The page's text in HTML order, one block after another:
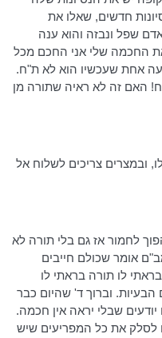
חדשים, שאלו את
שפל ונבזה והוא ענה
החכמה שלי אני החכם מכל
אחת שעכשיו הוא לא ת"ח.
האם זה לא ראיה שתורה מן
ובמצרים צריכים לשלוח אל
לחמור אז גם בלי תורה לא
אומר שכולם חייבים
לו תורה בראתי לו
הבעיות. וברוך ד' שהיום כבר
שבלי יראה אין חכמה.
לסלק את כל המפריעים שיש